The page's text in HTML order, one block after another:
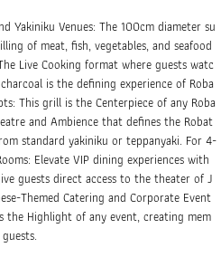
Yakiniku Venues: The 100cm diameter su
of meat, fish, vegetables, and seafood
Live Cooking format where guests watc
is the defining experience of Roba
This grill is the Centerpiece of any Roba
and Ambience that defines the Robat
standard yakiniku or teppanyaki. For 4-
Elevate VIP dining experiences with
guests direct access to the theater of J
Themed Catering and Corporate Event
the Highlight of any event, creating mem